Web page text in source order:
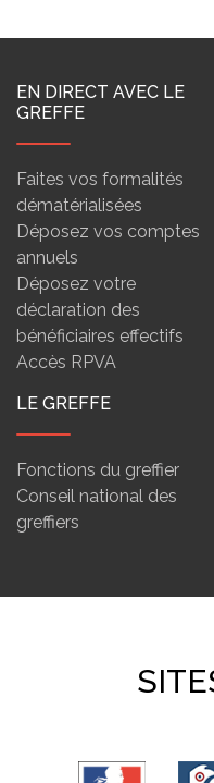
EN DIRECT AVEC LE
GREFFE
Faites vos formalités
dématérialisées
Déposez vos comptes
annuels
Déposez votre
déclaration des
bénéficiaires effectifs
Accès RPVA
LE GREFFE
Fonctions du greffier
Conseil national des
greffiers